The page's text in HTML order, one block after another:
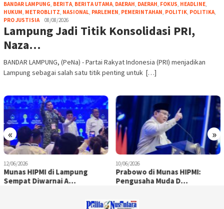
BANDAR LAMPUNG, BERITA, BERITA UTAMA, DAERAH, DAERAH, FOKUS, HEADLINE,
HUKUM, METROBLITZ, NASIONAL, PARLEMEN, PEMERINTAHAN, POLITIK, POLITIKA,
PRO JUSTISIA
08/08/2026
Lampung Jadi Titik Konsolidasi PRI,
Naza…
BANDAR LAMPUNG, (PeNa) - Partai Rakyat Indonesia (PRI) menjadikan
Lampung sebagai salah satu titik penting untuk […]
« »
12/06/2026
Munas HIPMI di Lampung
Sempat Diwarnai A…
10/06/2026
Prabowo di Munas HIPMI:
Pengusaha Muda D…